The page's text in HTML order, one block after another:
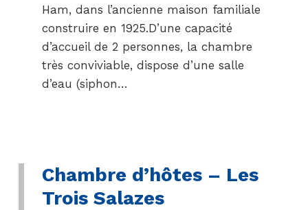
Ham, dans l’ancienne maison familiale
construire en 1925.D’une capacité
d’accueil de 2 personnes, la chambre
très conviviable, dispose d’une salle
d’eau (siphon…
Chambre d’hôtes – Les
Trois Salazes